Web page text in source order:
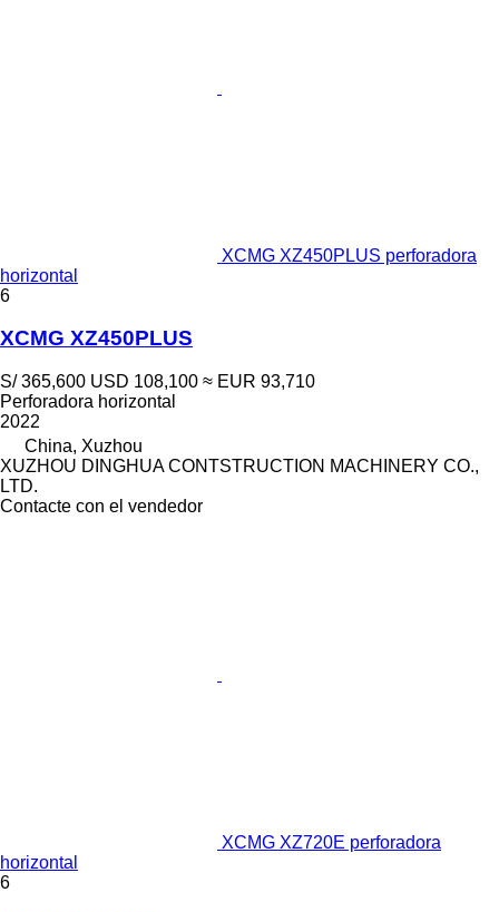
XCMG XZ450PLUS perforadora
horizontal
6
XCMG XZ450PLUS
S/ 365,600 USD 108,100 ≈ EUR 93,710
Perforadora horizontal
2022
China, Xuzhou
XUZHOU DINGHUA CONTSTRUCTION MACHINERY CO.,
LTD.
Contacte con el vendedor
XCMG XZ720E perforadora
horizontal
6